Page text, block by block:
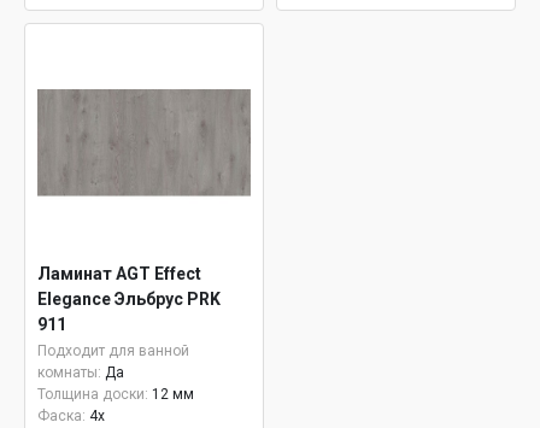
Ламинат AGT Effect
Elegance Эльбрус PRK
911
Подходит для ванной
комнаты: Да
Толщина доски: 12 мм
Фаска: 4x